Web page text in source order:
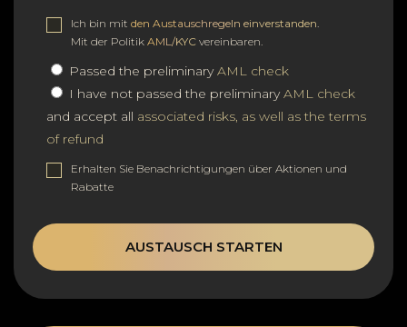
Ich bin mit den Austauschregeln einverstanden
Mit der Politik AML/KYC vereinbaren.
Passed the preliminaryAML check
I have not passed the preliminaryAML check
and accept all associated risks, as well as the terms
of refund
Erhalten Sie Benachrichtigungen über Aktionen und
Rabatte
AUSTAUSCH STARTEN